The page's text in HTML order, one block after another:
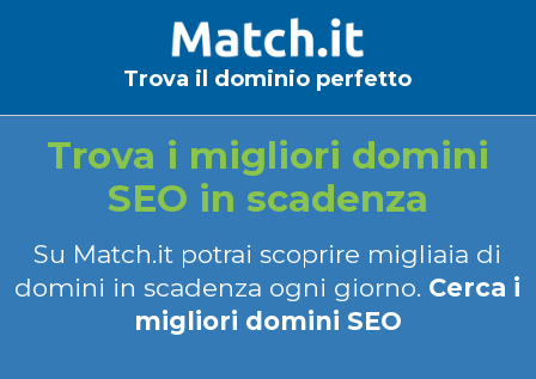
Trova il dominio perfetto
Trova i migliori domini
SEO in scadenza
Su Match.it potrai scoprire migliaia di
domini in scadenza ogni giorno. Cerca i
migliori domini SEO